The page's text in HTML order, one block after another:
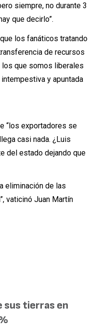
siempre, no durante 3
que decirlo”.
los fanáticos tratando
de recursos
los que somos liberales
y apuntada
“los exportadores se
casi nada. ¿Luis
del estado dejando que
eliminación de las
vaticinó Juan Martín
sus tierras en